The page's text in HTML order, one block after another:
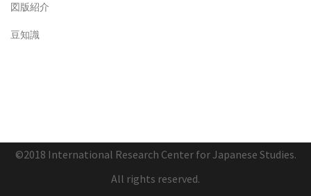
図版紹介
豆知識
©2018 International Research Center for Japanese Studies.
All rights reserved.